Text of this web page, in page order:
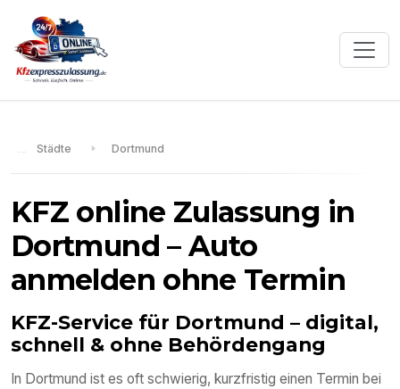
Städte Dortmund
KFZ online Zulassung in
Dortmund – Auto
anmelden ohne Termin
KFZ-Service für Dortmund – digital,
schnell & ohne Behördengang
In Dortmund ist es oft schwierig, kurzfristig einen Termin bei